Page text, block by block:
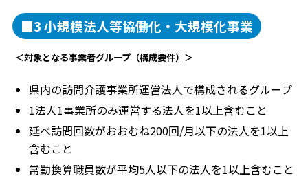
■3 小規模法人等協働化・大規模化事業
＜対象となる事業者グループ（構成要件）＞
県内の訪問介護事業所運営法人で構成されるグループ
1法人1事業所のみ運営する法人を1以上含むこと
延べ訪問回数がおおむね200回/月以下の法人を1以上
含むこと
常勤換算職員数が平均5人以下の法人を1以上含むこと